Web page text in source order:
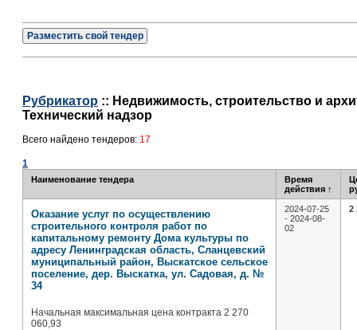
Разместить свой тендер
Рубрикатор :: Недвижимость, строительство и
Технический надзор
Всего найдено тендеров: 17
1
Наименование тендера
Время
действия ↑
Оказание услуг по осуществлению
строительного контроля работ по
капитальному ремонту Дома культуры по
адресу Ленинградская область, Сланцевский
муниципальный район, Выскатское сельское
поселение, дер. Выскатка, ул. Садовая, д. №
34
Начальная максимальная цена контракта 2 270
060,93
2024-07-25
- 2024-08-
02
2